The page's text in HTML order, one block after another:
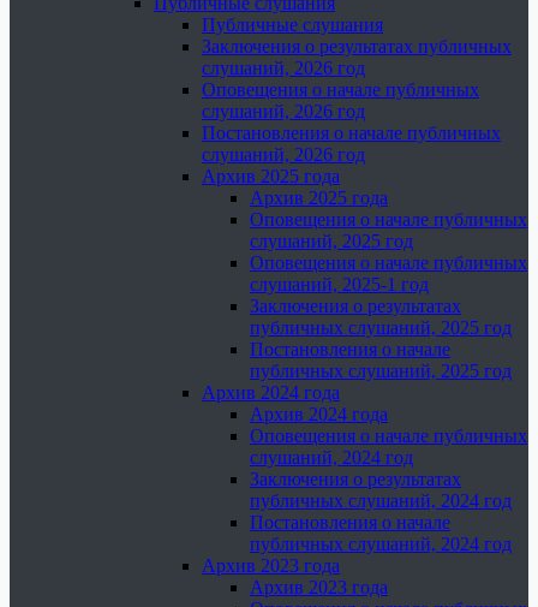
Публичные слушания
Заключения о результатах публичных
слушаний, 2026 год
Оповещения о начале публичных
слушаний, 2026 год
Постановления о начале публичных
слушаний, 2026 год
Архив 2025 года
Архив 2025 года
Оповещения о начале публичных
слушаний, 2025 год
Оповещения о начале публичных
слушаний, 2025-1 год
Заключения о результатах
публичных слушаний, 2025 год
Постановления о начале
публичных слушаний, 2025 год
Архив 2024 года
Архив 2024 года
Оповещения о начале публичных
слушаний, 2024 год
Заключения о результатах
публичных слушаний, 2024 год
Постановления о начале
публичных слушаний, 2024 год
Архив 2023 года
Архив 2023 года